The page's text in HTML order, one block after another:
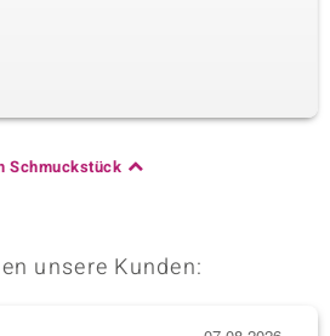
Schmuckstück
unsere Kunden: